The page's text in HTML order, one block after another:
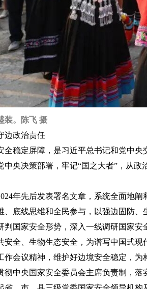
装。陈飞 摄
边政治责任
全稳定屏障，是习近平总书记和党中
中央决策部署，牢记“国之大者”，从
年先后发表署名文章，系统全面地
、底线思维和全民参与，以强边固防
判国家安全形势，深入一线调研国家
安全、生物生态安全，为谱写中国式
作会议精神，维护好边境安全稳定，
彻中央国家安全委员会主席负责制，